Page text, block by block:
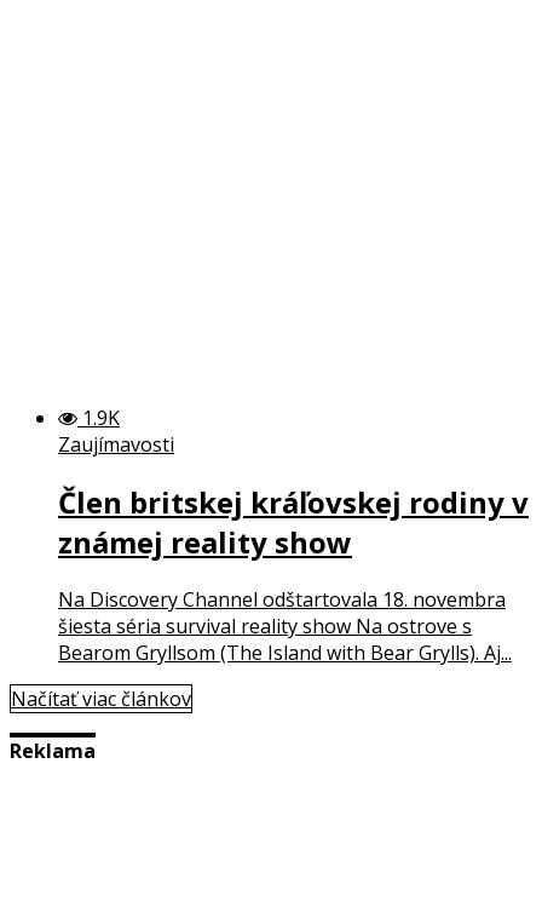
1.9K
Zaujímavosti
Člen britskej kráľovskej rodiny v
známej reality show
Na Discovery Channel odštartovala 18. novembra
šiesta séria survival reality show Na ostrove s
Bearom Gryllsom (The Island with Bear Grylls). Aj...
Načítať viac článkov
Reklama